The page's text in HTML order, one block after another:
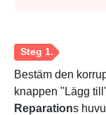
Bestäm den
knappen "Lägg
Reparations